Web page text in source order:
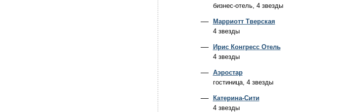
бизнес-отель, 4 звезды
Марриотт Тверская
4 звезды
Ирис Конгресс Отель
4 звезды
Аэростар
гостиница, 4 звезды
Катерина-Сити
4 звезды